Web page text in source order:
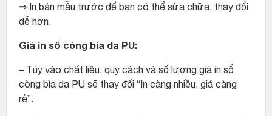
⇒ In bản mẫu trước để bạn có thể sửa chữa, thay đổi
dễ hơn.
Giá in sổ còng bìa da PU:
– Tùy vào chất liệu, quy cách và số lượng giá in sổ
còng bìa da PU sẽ thay đổi “In càng nhiều, giá càng
rẻ”.